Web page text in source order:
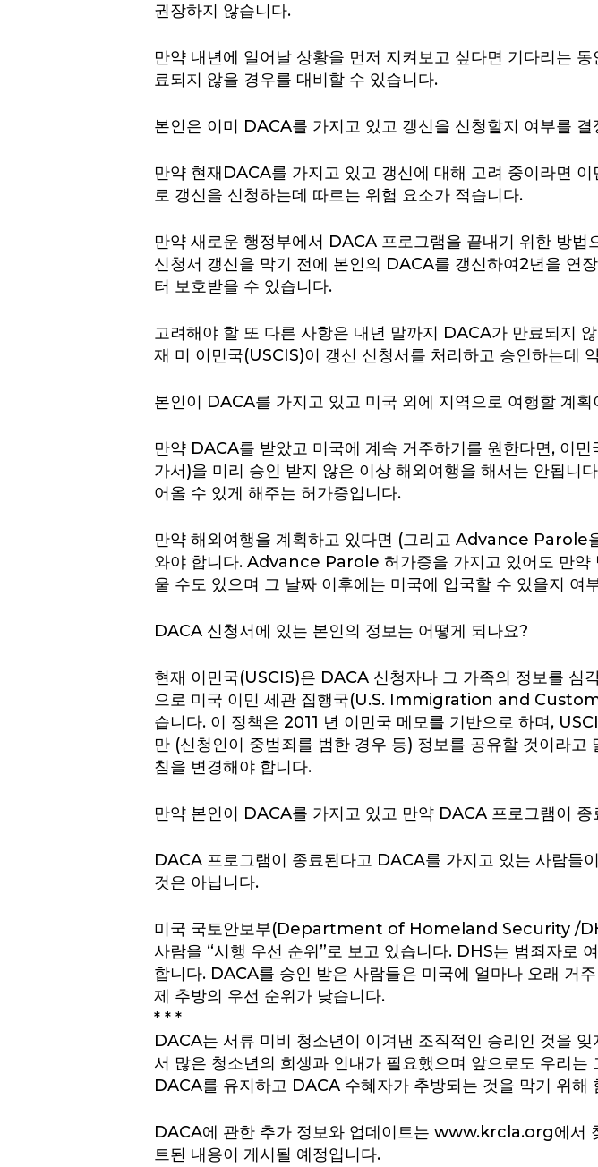
권장하지 않습니다.
만약 내년에 일어날 상황을 먼저 지켜보고 싶다면 기다리는
료되지 않을 경우를 대비할 수 있습니다.
본인은 이미 DACA를 가지고 있고 갱신을 신청할지 여부를
만약 현재DACA를 가지고 있고 갱신에 대해 고려 중이라면
로 갱신을 신청하는데 따르는 위험 요소가 적습니다.
만약 새로운 행정부에서 DACA 프로그램을 끝내기 위한 방
신청서 갱신을 막기 전에 본인의 DACA를 갱신하여2년을 연
터 보호받을 수 있습니다.
고려해야 할 또 다른 사항은 내년 말까지 DACA가 만료되지
재 미 이민국(USCIS)이 갱신 신청서를 처리하고 승인하는데
본인이 DACA를 가지고 있고 미국 외에 지역으로 여행할 계
만약 DACA를 받았고 미국에 계속 거주하기를 원한다면, 이
가서)을 미리 승인 받지 않은 이상 해외여행을 해서는 안됩
어올 수 있게 해주는 허가증입니다.
만약 해외여행을 계획하고 있다면 (그리고 Advance Parole
와야 합니다. Advance Parole 허가증을 가지고 있어도 만약
울 수도 있으며 그 날짜 이후에는 미국에 입국할 수 있을지 여
DACA 신청서에 있는 본인의 정보는 어떻게 되나요?
현재 이민국(USCIS)은 DACA 신청자나 그 가족의 정보를 심
으로 미국 이민 세관 집행국(U.S. Immigration and
습니다. 이 정책은 2011 년 이민국 메모를 기반으로 하며,
만 (신청인이 중범죄를 범한 경우 등) 정보를 공유할 것이라
침을 변경해야 합니다.
만약 본인이 DACA를 가지고 있고 만약 DACA 프로그램이
DACA 프로그램이 종료된다고 DACA를 가지고 있는 사람들
것은 아닙니다.
미국 국토안보부(Department of Homeland Security /
사람을 “시행 우선 순위”로 보고 있습니다. DHS는 범죄자로
합니다. DACA를 승인 받은 사람들은 미국에 얼마나 오래 거
제 추방의 우선 순위가 낮습니다.
* * *
DACA는 서류 미비 청소년이 이겨낸 조직적인 승리인 것을
서 많은 청소년의 희생과 인내가 필요했으며 앞으로도 우리
DACA를 유지하고 DACA 수혜자가 추방되는 것을 막기 위해
DACA에 관한 추가 정보와 업데이트는 www.krcla.org에서
트된 내용이 게시될 예정입니다.